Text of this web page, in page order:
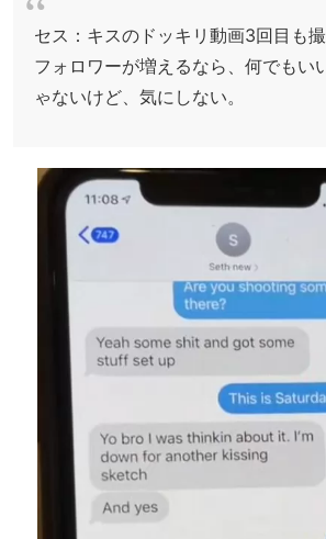
セス：キスのドッキリ動画3回目も
フォロワーが増えるなら、何でもい
ゃないけど、気にしない。